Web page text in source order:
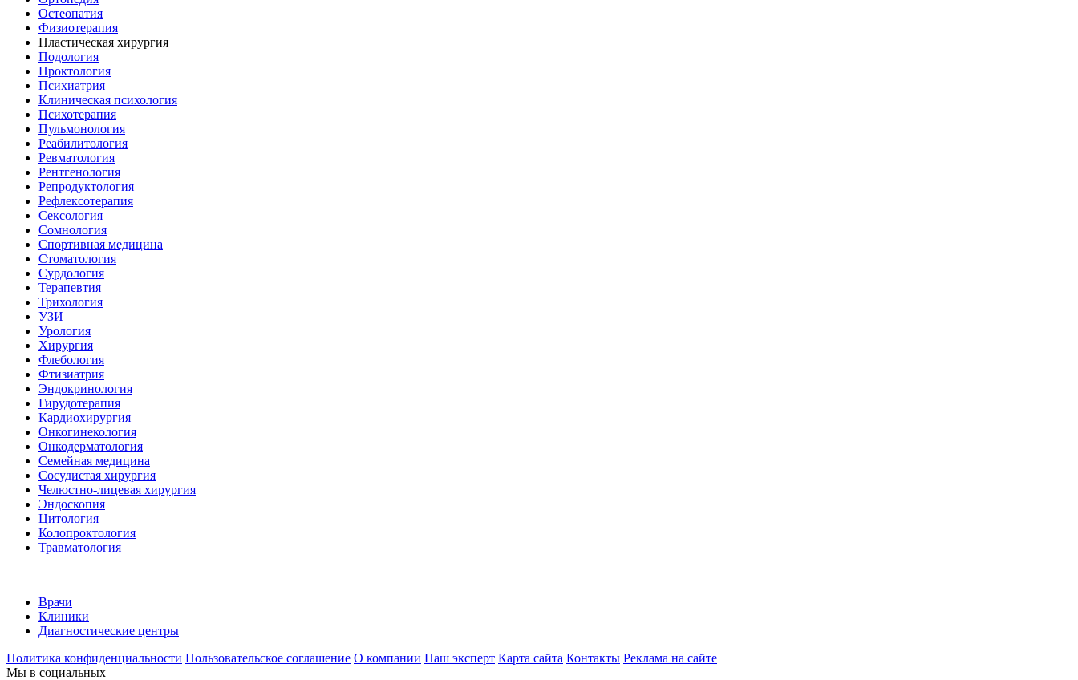
Остеопатия
Физиотерапия
Пластическая хирургия
Подология
Проктология
Психиатрия
Клиническая психология
Психотерапия
Пульмонология
Реабилитология
Ревматология
Рентгенология
Репродуктология
Рефлексотерапия
Сексология
Сомнология
Спортивная медицина
Стоматология
Сурдология
Терапевтия
Трихология
УЗИ
Урология
Хирургия
Флебология
Фтизиатрия
Эндокринология
Гирудотерапия
Кардиохирургия
Онкогинекология
Онкодерматология
Семейная медицина
Сосудистая хирургия
Челюстно-лицевая хирургия
Эндоскопия
Цитология
Колопроктология
Травматология
Врачи
Клиники
Диагностические центры
Политика конфиденциальности Пользовательское соглашение О компании Наш эксперт Карта сайта Контакты Реклама на сайте
Мы в социальных